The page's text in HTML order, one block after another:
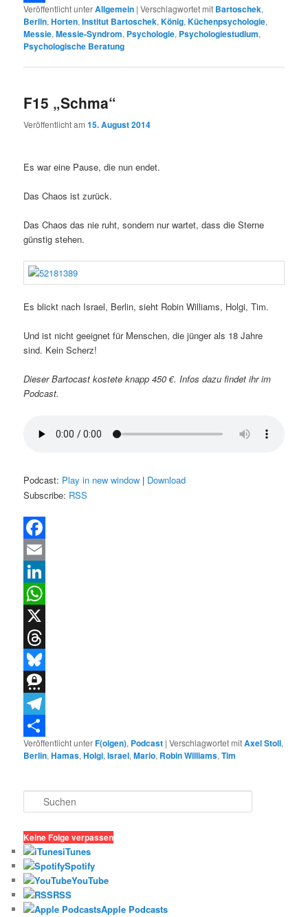
Teilen
Veröffentlicht unterAllgemein |Verschlagwortet mit Bartoschek,
Berlin,Horten,Institut Bartoschek,König,Küchenpsychologie,
Messie,Messie-Syndrom, Psychologie, Psychologiestudium,
Psychologische Beratung
F15 „Schma“
Veröffentlicht am15. August 2014
Es war eine Pause, die nun endet.
Das Chaos ist zurück.
Das Chaos das nie ruht, sondern nur wartet, dass die Sterne
günstig stehen.
Es blickt nach Israel, Berlin, sieht Robin Williams, Holgi, Tim.
Und ist nicht geeignet für Menschen, die jünger als 18 Jahre
sind. Kein Scherz!
Dieser Bartocast kostete knapp 450 €. Infos dazu findet ihr im
Podcast.
Podcast: Play in new window | Download
Subscribe: RSS
Facebook
Email
LinkedIn
WhatsApp
X
Threads
Bluesky
Threema
Telegram
Teilen
Veröffentlicht unterF(olgen), Podcast |Verschlagwortet mitAxel Stoll,
Berlin,Hamas,Holgi,Israel,Mario, Robin Williams,Tim
u
h
e
n
Keine Folge verpassen
iTunes
Spotify
YouTube
RSS
Apple Podcasts